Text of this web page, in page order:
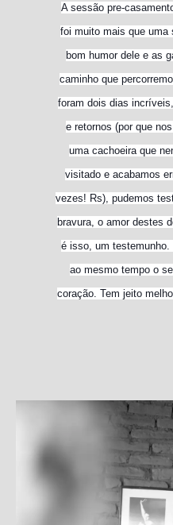
A sessão pre-
foi muito mais que
bom humor dele e as
caminho que
foram dois dias
e retornos (por que
uma cachoeira que
visitado e acabamos
vezes! Rs), pudemos
bravura, o amor destes
é isso, um testemunho.
ao mesmo tempo o
coração. Tem jeito